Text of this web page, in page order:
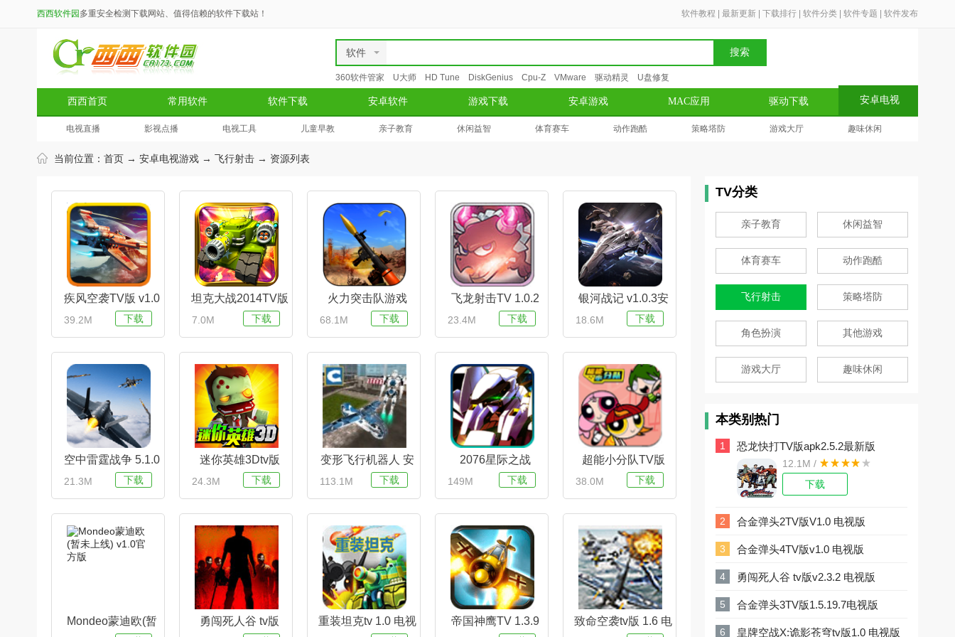
西西软件园 多重安全检测下载网站、值得信赖的软件下载站！ 软件教程 最新更新 下载排行 软件分类 软件专题 软件发布
软件 搜索
360软件管家 U大师 HD Tune DiskGenius Cpu-Z VMware 驱动精灵 U盘修复
西西首页 常用软件 软件下载 安卓软件 游戏下载 安卓游戏 MAC应用 驱动下载 安卓电视
电视直播 影视点播 电视工具 儿童早教 亲子教育 休闲益智 体育赛车 动作跑酷 策略塔防 游戏大厅 趣味休闲
当前位置： 首页 → 安卓电视游戏 → 飞行射击 → 资源列表
疾风空袭TV版 v1.0
安卓版
39.2M 下载
坦克大战2014TV版
app(支持单人/双人
版
7.0M 下载
火力突击队游戏
v1.0安卓版
68.1M 下载
飞龙射击TV 1.0.2
23.4M 下载
银河战记 v1.0.3安
卓版
18.6M 下载
空中雷霆战争 5.1.0
最新版
21.3M 下载
迷你英雄3Dtv版
1.0 电视版
24.3M 下载
变形飞行机器人 安
卓版
113.1M 下载
2076星际之战
v1.0tv版
149M 下载
超能小分队TV版
v1.0电视版
38.0M 下载
Mondeo蒙迪欧(暂
勇闯死人谷 tv版
重装坦克tv 1.0 电视
帝国神鹰TV 1.3.9
致命空袭tv版 1.6 电
TV分类
亲子教育 休闲益智
体育赛车 动作跑酷
飞行射击 策略塔防
角色扮演 其他游戏
游戏大厅 趣味休闲
本类别热门
11 恐龙快打TV版apk2.5.2最新版
12.1M /
下载
2
2 合金弹头2TV版V1.0 电视版
3
3 合金弹头4TV版v1.0 电视版
4
4 勇闯死人谷 tv版v2.3.2 电视版
5
5 合金弹头3TV版1.5.19.7电视版
6
6 皇牌空战X:诡影苍穹tv版1.0 电视版